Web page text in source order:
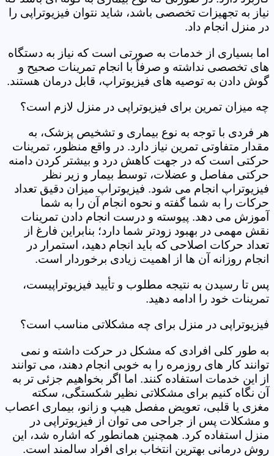
نیاز به تجهیزات تخصصی باشد، شاید نتوان فیزیوتراپی را
در منزل انجام داد.
اما بسیاری از خدمات به صورتی است که نیاز به دستگاه
های تخصصی نداشته و صرفاً با انجام تمرینات صحیح و
گوش دادن به توصیه های فیزیوتراپ، قابل درمان هستند.
چه میزان تمرین برای فیزیوتراپی در منزل لازم است؟
هر فردی با توجه به نوع بیماری و تشخیص پزشک، به
مقدار متفاوتی تمرین نیاز دارد. در واقع منظور، تمرینات
حرکتی است که در جهت کاهش درد و بیشتر کردن دامنه
حرکتی مفاصل و عضلات، توسط بیمار و زیر نظر
فیزیوتراپ انجام می شود. فیزیوتراپ میزان دقیق تعداد
حرکات را به شما گفته و نحوه انجام آن را به شما
آموزش می دهد. پیوسته و درست انجام دادن تمرینات
نقش مهمی در بهبود زودتر شما دارد؛ بنابراین فارغ از
تعداد حرکات اصلاحی که باید انجام دهید، استمرار در
انجام روزانه آن ها از اهمیت زیادی برخوردار است.
پس تا رسیدن به نتیجه مطلوب و تأیید فیزیوتراپیست،
تمرینات خود را ادامه دهید.
فیزیوتراپی در منزل برای چه مشکلاتی مناسب است؟
به طور کلی افرادی که مشکل در حرکت داشته و نمی
توانند کار های روزمره را به خوبی انجام دهند، می توانند
از این خدمات استفاده کنند. اما اگر بخواهیم جزئی تر به
آن نگاه کنیم برای مشکلاتی نظیر شکستگی، سکته
مغزی یا قلبی، تعویض مفصل هیپ و زانو، بیماری اعصاب
و مشکلات پس از جراحی می توان از فیزیوتراپی در
منزل استفاده کرد. همچنین همانطور که اشاره شد، این
روش درمانی بهترین انتخاب برای افراد سالمند است.